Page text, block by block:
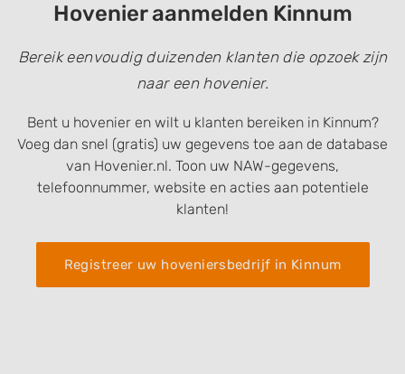
Hovenier aanmelden Kinnum
Bereik eenvoudig duizenden klanten die opzoek zijn
naar een hovenier.
Bent u hovenier en wilt u klanten bereiken in Kinnum?
Voeg dan snel (gratis) uw gegevens toe aan de database
van Hovenier.nl. Toon uw NAW-gegevens,
telefoonnummer, website en acties aan potentiele
klanten!
Registreer uw hoveniersbedrijf in Kinnum